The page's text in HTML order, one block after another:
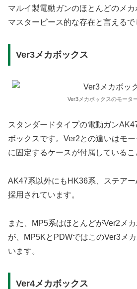
マルイ製電動ガンのほとんどのメ
マスターピース的な存在と言えるで
Ver3メカボックス
Ver3メカボックスのモータ
スタンダードタイプの電動ガン
ボックスです。Ver2との違いはモ
に固定するケースが付属しているこ
AK47系以外にもHK36系、ステア
採用されています。
また、MP5系はほとんどがVer2メ
が、MP5KとPDWではこのVer3メ
います。
Ver4メカボックス